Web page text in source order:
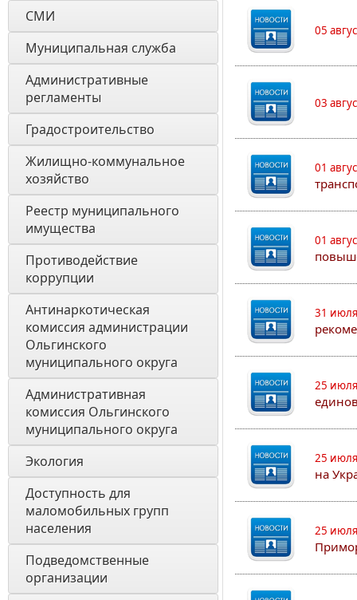
СМИ
Муниципальная служба
Административные
регламенты
Градостроительство
Жилищно-коммунальное
хозяйство
Реестр муниципального
имущества
Противодействие
коррупции
Антинаркотическая
комиссия администрации
Ольгинского
муниципального округа
Административная
комиссия Ольгинского
муниципального округа
Экология
Доступность для
маломобильных групп
населения
Подведомственные
организации
05
03
01
01
31
25
25
на
25